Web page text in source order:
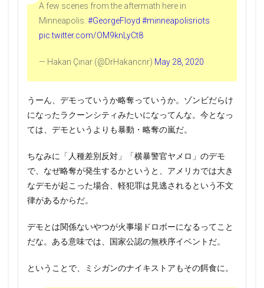
A few scenes from the aftermath here in
Minneapolis. #GeorgeFloyd #minneapolisriots
pic.twitter.com/OM9knLyCt8
— Hakan Çınar (@DrHakancnr) May 28, 2020
うーん、デモっていうか略奪っていうか。ゾンビだらけ
になったラクーンシティみたいになってんな。今となっ
ては、デモというよりも暴動・略奪の嵐だ。
ちなみに「人種差別反対」「横暴警官ヤメロ」のデモ
で、なぜ略奪が発生するかというと、アメリカでは大き
なデモが起こった場合、軽犯罪は見逃されるという不文
律があるからだ。
デモとは関係ないやつが火事場ドロボーになるってこと
だな。ある意味では、国家公認の無秩序イベントだ。
ということで、ミシガンのナイキストアもその餌食に。